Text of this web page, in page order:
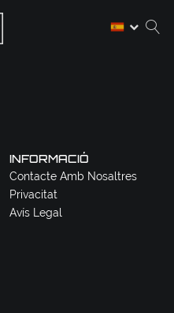
INFORMACIÓ
Contacte Amb Nosaltres
Privacitat
Avís Legal